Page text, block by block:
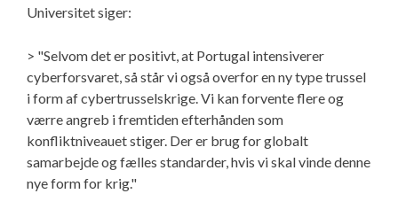
Universitet siger:
> "Selvom det er positivt, at Portugal intensiverer
cyberforsvaret, så står vi også overfor en ny type trussel
i form af cybertrusselskrige. Vi kan forvente flere og
værre angreb i fremtiden efterhånden som
konfliktniveauet stiger. Der er brug for globalt
samarbejde og fælles standarder, hvis vi skal vinde denne
nye form for krig."